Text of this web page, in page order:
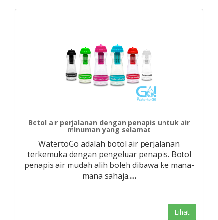
Botol air perjalanan dengan penapis untuk air
minuman yang selamat
WatertoGo adalah botol air perjalanan
terkemuka dengan pengeluar penapis. Botol
penapis air mudah alih boleh dibawa ke mana-
mana sahaja.…
Lihat